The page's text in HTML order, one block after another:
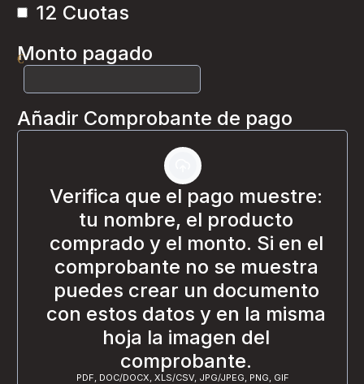
12 Cuotas
Monto pagado
€
Añadir Comprobante de pago
Verifica que el pago muestre:
tu nombre, el producto
comprado y el monto. Si en el
comprobante no se muestra
puedes crear un documento
con estos datos y en la misma
hoja la imagen del
comprobante.
PDF, DOC/DOCX, XLS/CSV, JPG/JPEG, PNG, GIF